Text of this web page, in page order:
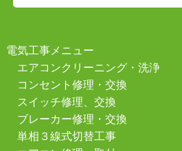
電気工事メニュー
エアコンクリーニング・洗浄
コンセント修理・交換
スイッチ修理、交換
ブレーカー修理・交換
単相３線式切替工事